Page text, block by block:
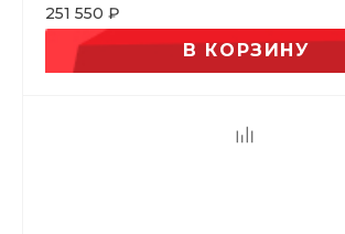
251 550 ₽
В КОРЗИНУ